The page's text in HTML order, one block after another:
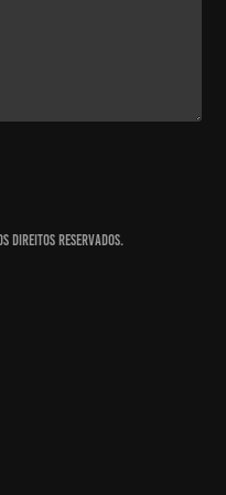
direitos reservados.